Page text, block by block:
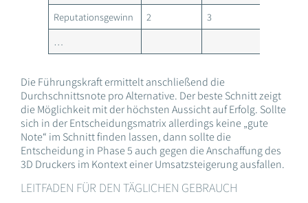
Reputationsgewinn 2 3
…
Die Führungskraft ermittelt anschließend die
Durchschnittsnote pro Alternative. Der beste Schnitt zeigt
die Möglichkeit mit der höchsten Aussicht auf Erfolg. Sollte
sich in der Entscheidungsmatrix allerdings keine „gute
Note“ im Schnitt finden lassen, dann sollte die
Entscheidung in Phase 5 auch gegen die Anschaffung des
3D Druckers im Kontext einer Umsatzsteigerung ausfallen.
LEITFADEN FÜR DEN TÄGLICHEN GEBRAUCH